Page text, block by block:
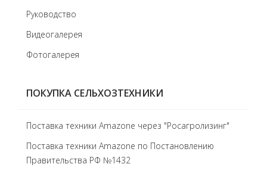
Руководство
Видеогалерея
Фотогалерея
ПОКУПКА СЕЛЬХОЗТЕХНИКИ
Поставка техники Amazone через "Росагролизинг"
Поставка техники Amazone по Постановлению
Правительства РФ №1432